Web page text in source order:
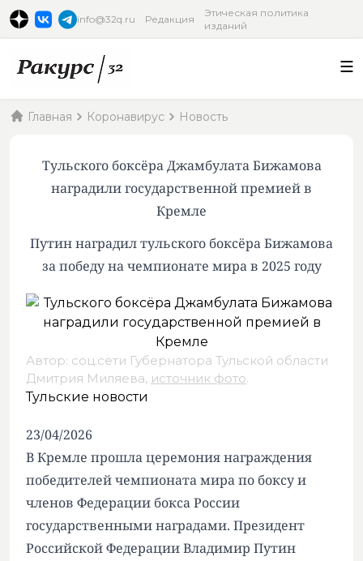
info@32q.ru Редакция
Этическая политика
изданий
Главная Коронавирус Новость
Тульского боксёра Джамбулата Бижамова
наградили государственной премией в
Кремле
Путин наградил тульского боксёра Бижамова
за победу на чемпионате мира в 2025 году
Автор: соц.сети Губернатора Тульской области
Дмитрия Миляева, источник фото.
Тульские новости
23/04/2026
В Кремле прошла церемония награждения
победителей чемпионата мира по боксу и
членов Федерации бокса России
государственными наградами. Президент
Российской Федерации Владимир Путин